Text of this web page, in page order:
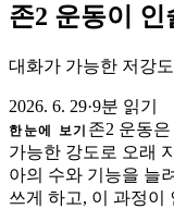
존2 운동이
대화가 가능한 저강
2026. 6. 29·9분 읽기
한눈에 보기 존2 운동
가능한 강도로 오래
아의 수와 기능을 늘
쓰게 하고, 이 과정이